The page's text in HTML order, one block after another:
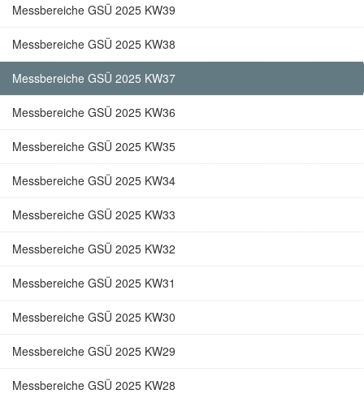
Messbereiche GSÜ 2025 KW39
Messbereiche GSÜ 2025 KW38
Messbereiche GSÜ 2025 KW37
Messbereiche GSÜ 2025 KW36
Messbereiche GSÜ 2025 KW35
Messbereiche GSÜ 2025 KW34
Messbereiche GSÜ 2025 KW33
Messbereiche GSÜ 2025 KW32
Messbereiche GSÜ 2025 KW31
Messbereiche GSÜ 2025 KW30
Messbereiche GSÜ 2025 KW29
Messbereiche GSÜ 2025 KW28